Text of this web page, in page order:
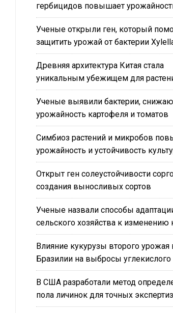
гербицидов повышает
Ученые открыли ген, который
защитить урожай от бактерии
Древняя архитектура Китая стала
уникальным убежищем для
Ученые выявили бактерии,
урожайность картофеля и томатов
Симбиоз растений и микробов
урожайность и устойчивость
Открыт ген солеустойчивости
создания выносливых сортов
Ученые назвали способы
сельского хозяйства к изменению
Влияние кукурузы второго урожая
Бразилии на выбросы углекислого
В США разработали метод
пола личинок для точных экспертиз